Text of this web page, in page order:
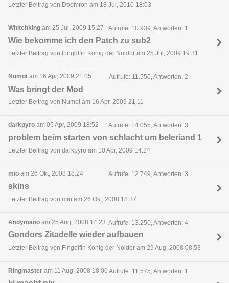
Letzter Beitrag von Doomron am 18 Jul, 2010 18:03
Whitchking am 25 Jul, 2009 15:27 Aufrufe: 10.939, Antworten: 1
Wie bekomme ich den Patch zu sub2
Letzter Beitrag von Fingolfin König der Noldor am 25 Jul, 2009 19:31
Numot am 16 Apr, 2009 21:05 Aufrufe: 11.550, Antworten: 2
Was bringt der Mod
Letzter Beitrag von Numot am 16 Apr, 2009 21:11
darkpyro am 05 Apr, 2009 18:52 Aufrufe: 14.055, Antworten: 3
problem beim starten von schlacht um beleriand 1
Letzter Beitrag von darkpyro am 10 Apr, 2009 14:24
mio am 26 Okt, 2008 18:24 Aufrufe: 12.749, Antworten: 3
skins
Letzter Beitrag von mio am 26 Okt, 2008 18:37
Andymano am 25 Aug, 2008 14:23 Aufrufe: 13.250, Antworten: 4
Gondors Zitadelle wieder aufbauen
Letzter Beitrag von Fingolfin König der Noldor am 29 Aug, 2008 08:53
Ringmaster am 11 Aug, 2008 18:00 Aufrufe: 11.575, Antworten: 1